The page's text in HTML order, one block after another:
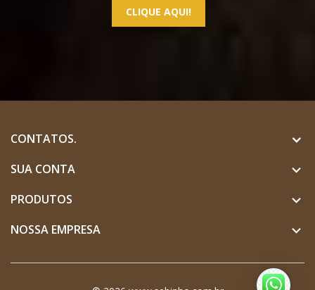
CLIQUE AQUI!
CONTATOS.
SUA CONTA

PRODUTOS 
NOSSA EMPRESA 